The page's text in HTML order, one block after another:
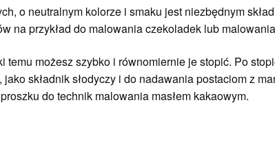
o neutralnym kolorze i smaku jest niezbędnym
na przykład do malowania czekoladek lub
temu możesz szybko i równomiernie je stopić. Po
składnik słodyczy i do nadawania postaciom z
do technik malowania masłem kakaowym.